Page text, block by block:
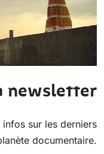
newsletter
sur les derniers
documentaire.